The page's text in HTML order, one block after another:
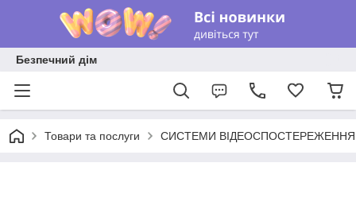
Безпечний дім
Товари та послуги СИСТЕМИ ВІДЕОСПОСТЕРЕЖЕННЯ